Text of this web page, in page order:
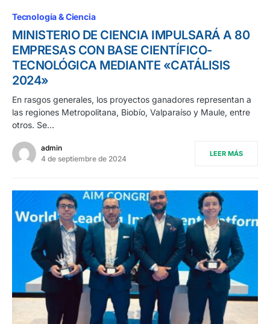
Tecnología & Ciencia
MINISTERIO DE CIENCIA IMPULSARÁ A 80
EMPRESAS CON BASE CIENTÍFICO-
TECNOLÓGICA MEDIANTE «CATÁLISIS
2024»
En rasgos generales, los proyectos ganadores representan a
las regiones Metropolitana, Biobío, Valparaíso y Maule, entre
otros. Se…
admin
4 de septiembre de 2024
LEER MÁS